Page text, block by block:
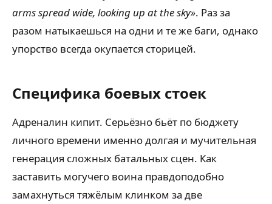
arms spread wide, looking up at the sky». Раз за
разом натыкаешься на одни и те же баги, однако
упорство всегда окупается сторицей.
Специфика боевых стоек
Адреналин кипит. Серьёзно бьёт по бюджету
личного времени именно долгая и мучительная
генерация сложных батальных сцен. Как
заставить могучего воина правдоподобно
замахнуться тяжёлым клинком за две